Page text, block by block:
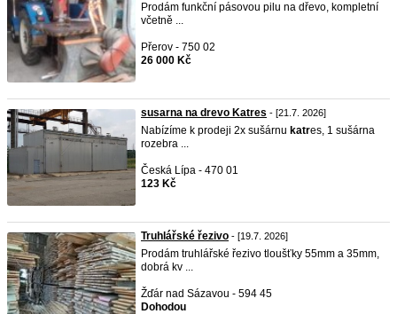
Prodám funkční pásovou pilu na dřevo, kompletní
včetně ...
Přerov - 750 02
26 000 Kč
susarna na drevo Katres - [21.7. 2026]
Nabízíme k prodeji 2x sušárnu katres, 1 sušárna
rozebra ...
Česká Lípa - 470 01
123 Kč
Truhlářské řezivo - [19.7. 2026]
Prodám truhlářské řezivo tloušťky 55mm a 35mm,
dobrá kv ...
Žďár nad Sázavou - 594 45
Dohodou